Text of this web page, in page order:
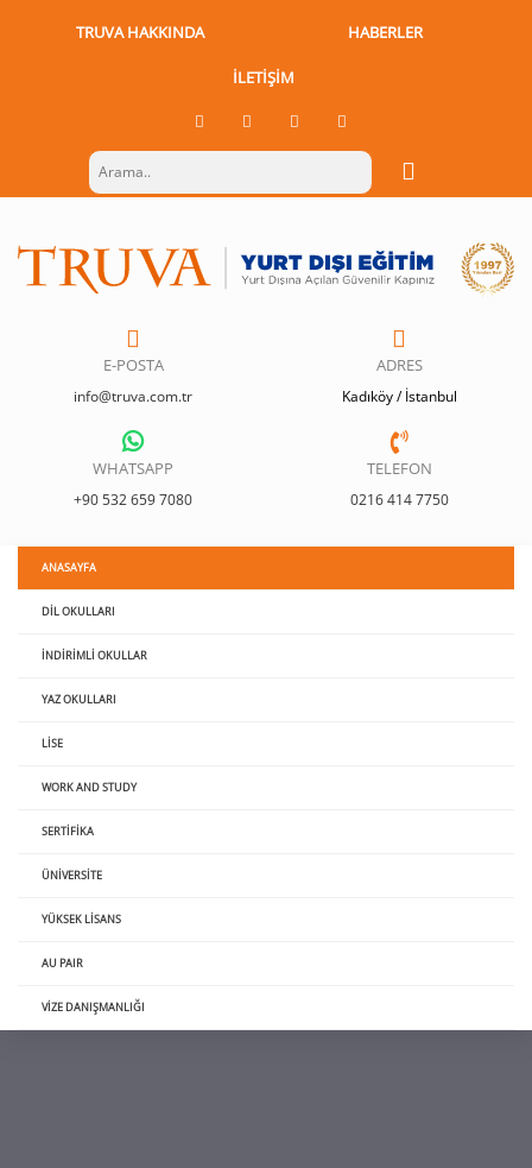
TRUVA HAKKINDA HABERLER
İLETIŞIM
ADRES
Kadıköy / İstanbul
E-POSTA
info@truva.com.tr
TELEFON
0216 414 7750
WHATSAPP
+90 532 659 7080
ANASAYFA
DIL OKULLARI
İNDIRIMLI OKULLAR
YAZ OKULLARI
LISE
WORK AND STUDY
SERTIFIKA
ÜNIVERSITE
YÜKSEK LISANS
AU PAIR
VIZE DANIŞMANLIĞI